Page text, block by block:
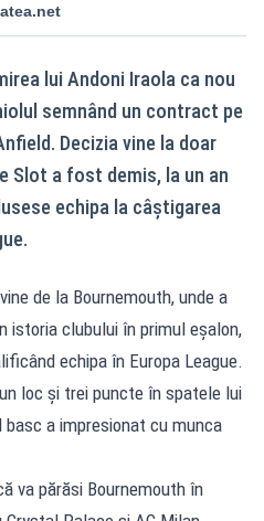
lui Andoni Iraola ca nou
semnând un contract pe
Decizia vine la doar
Slot a fost demis, la un an
echipa la câștigarea
de la Bournemouth, unde a
istoria clubului în primul eșalon,
echipa în Europa League.
loc și trei puncte în spatele lui
a impresionat cu munca
va părăsi Bournemouth în